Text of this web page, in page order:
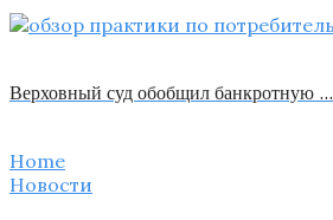
Верховный суд обобщил банкротную …
Home
Новости